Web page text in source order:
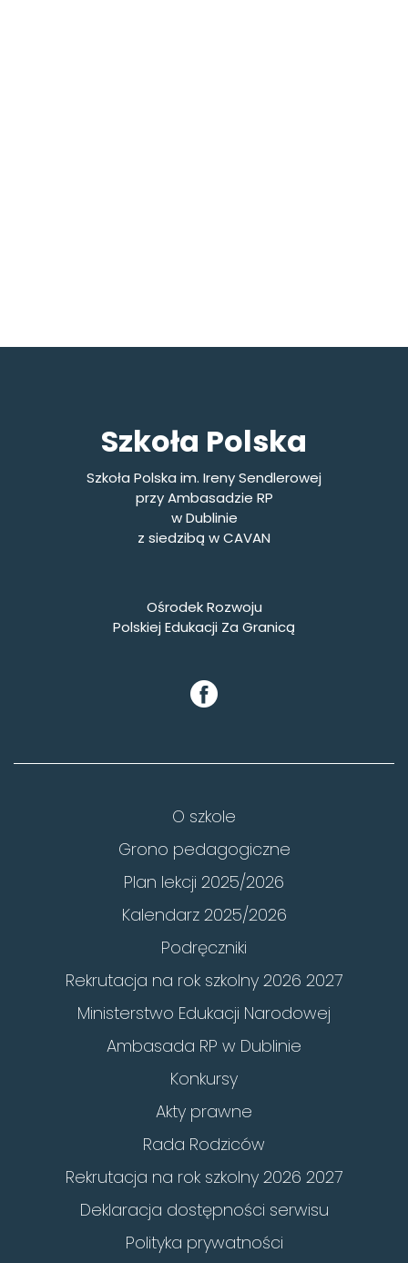
Szkoła Polska
Szkoła Polska im. Ireny Sendlerowej
przy Ambasadzie RP
w Dublinie
z siedzibą w CAVAN
Ośrodek Rozwoju
Polskiej Edukacji Za Granicą
O szkole
Grono pedagogiczne
Plan lekcji 2025/2026
Kalendarz 2025/2026
Podręczniki
Rekrutacja na rok szkolny 2026 2027
Ministerstwo Edukacji Narodowej
Ambasada RP w Dublinie
Konkursy
Akty prawne
Rada Rodziców
Rekrutacja na rok szkolny 2026 2027
Deklaracja dostępności serwisu
Polityka prywatności